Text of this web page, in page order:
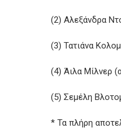
(2) Αλεξάνδρα
(3) Τατιάνα
(4) Άιλα
(5) Σεμέλη
* Τα πλήρη